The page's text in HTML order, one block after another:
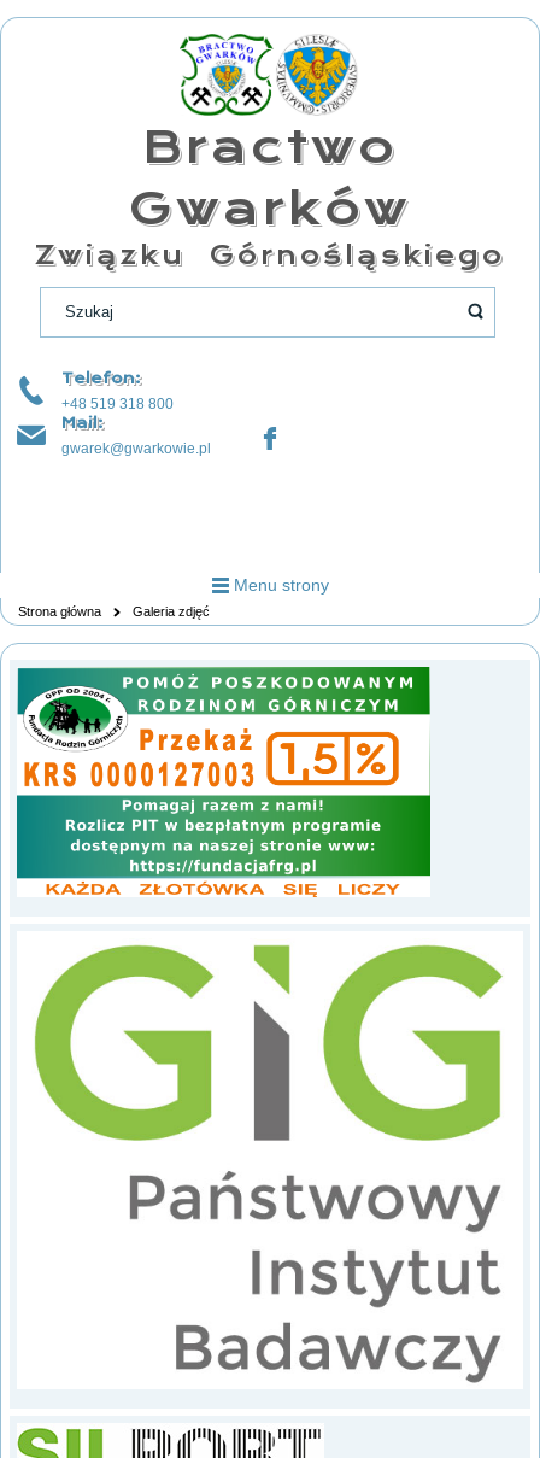
Bractwo
Gwarków
Związku Górnośląskiego
Telefon:
+48 519 318 800
Mail:
gwarek@gwarkowie.pl
Menu strony
Strona główna Galeria zdjęć